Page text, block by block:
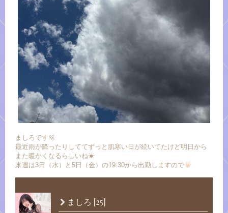
ましろです🫧
最近雨が降ったりしててずっと肌寒い日が続いてたけど明日から
また暖かくなるらしいね☀︎
来週は3日（水）と5日（金）の19:30から出勤しますので
ましろ [25]